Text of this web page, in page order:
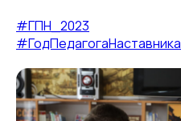
#ГПН_2023
#ГодПедагогаНаставника